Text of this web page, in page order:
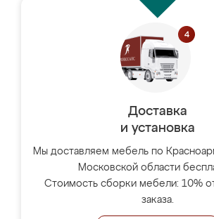
Доставка
и установка
Мы доставляем мебель по
Московской области
Стоимость сборки мебели: 10%
заказа.